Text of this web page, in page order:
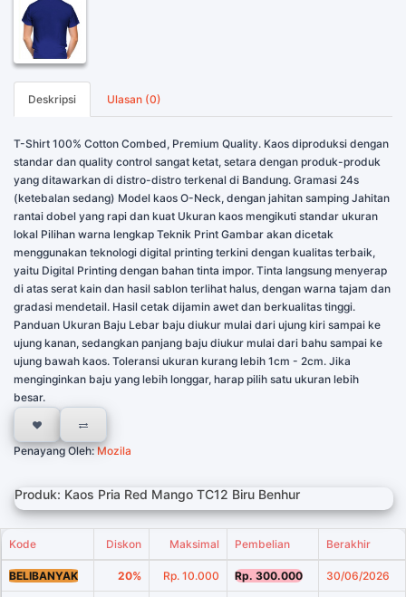
Deskripsi Ulasan (0)
T-Shirt 100% Cotton Combed, Premium Quality. Kaos diproduksi dengan
standar dan quality control sangat ketat, setara dengan produk-produk
yang ditawarkan di distro-distro terkenal di Bandung. Gramasi 24s
(ketebalan sedang) Model kaos O-Neck, dengan jahitan samping Jahitan
rantai dobel yang rapi dan kuat Ukuran kaos mengikuti standar ukuran
lokal Pilihan warna lengkap Teknik Print Gambar akan dicetak
menggunakan teknologi digital printing terkini dengan kualitas terbaik,
yaitu Digital Printing dengan bahan tinta impor. Tinta langsung menyerap
di atas serat kain dan hasil sablon terlihat halus, dengan warna tajam dan
gradasi mendetail. Hasil cetak dijamin awet dan berkualitas tinggi.
Panduan Ukuran Baju Lebar baju diukur mulai dari ujung kiri sampai ke
ujung kanan, sedangkan panjang baju diukur mulai dari bahu sampai ke
ujung bawah kaos. Toleransi ukuran kurang lebih 1cm - 2cm. Jika
menginginkan baju yang lebih longgar, harap pilih satu ukuran lebih
besar.
Penayang Oleh:Mozila
Produk: Kaos Pria Red Mango TC12 Biru Benhur
Kode Diskon Maksimal Pembelian Berakhir
BELIBANYAK 20% Rp. 10.000 Rp. 300.000 30/06/2026